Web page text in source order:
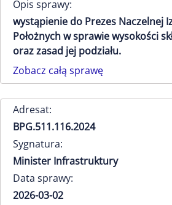
Opis sprawy:
wystąpienie do Prezes Naczelnej
Położnych w sprawie wysokości
oraz zasad jej podziału.
Zobacz całą sprawę
Adresat:
BPG.511.116.2024
Sygnatura:
Minister Infrastruktury
Data sprawy:
2026-03-02